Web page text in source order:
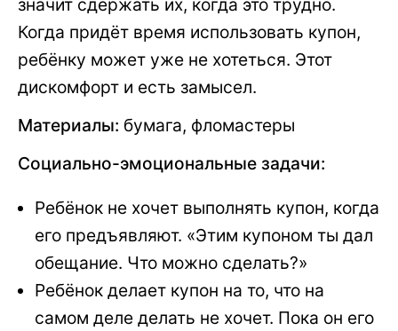
значит сдержать их, когда это трудно.
Когда придёт время использовать купон,
ребёнку может уже не хотеться. Этот
дискомфорт и есть замысел.
Материалы: бумага, фломастеры
Социально-эмоциональные задачи:
Ребёнок не хочет выполнять купон, когда
его предъявляют. «Этим купоном ты дал
обещание. Что можно сделать?»
Ребёнок делает купон на то, что на
самом деле делать не хочет. Пока он его